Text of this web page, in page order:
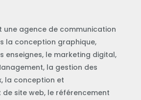
une agence de communication
la conception graphique,
enseignes, le marketing digital,
la gestion des
la conception et
site web, le référencement